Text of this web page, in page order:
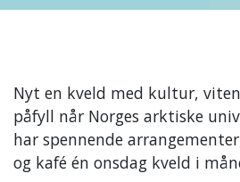
Nyt en kveld med kultur,
påfyll når Norges arktiske
har spennende
og kafé én onsdag kveld i